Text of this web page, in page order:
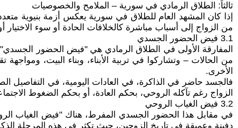
ثالثاً: الطلاق الرمادي في سورية – الملامح والخصوصيات
إذا كان المشهد العام للطلاق في سورية يعكس أزمة بنيوية
من الزواج إلى أسباب مباشرة كالخلافات الحادة أو سوء الاختيار
3.1 فيض الحضور الجسدي
المفارقة الأولى في الطلاق الرمادي هي "فيض الحضور الجسدي":
من الحالات – وتشاركوا في تربية الأبناء، وبناء البيت،
الأخرى.
فالجسد حاضر في الذاكرة، في العادات اليومية، في التفاصيل
الزواج رغم تآكله الروحي، بحكم العادة، أو بحكم الضغوط
3.2 فيض الغياب الروحي
في مقابل هذا الحضور الجسدي المفرط، هناك "فيض الغياب
دفينة وعميقة في تاريخ الزوجين، حيث تكثر في هذه المرحلة